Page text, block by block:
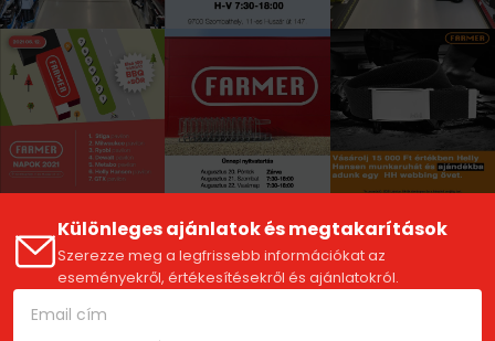
Különleges ajánlatok és megtakarítások
Szerezze meg a legfrissebb információkat az
eseményekről, értékesítésekről és ajánlatokról.